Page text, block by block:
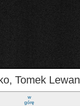
Tomek
w
górę